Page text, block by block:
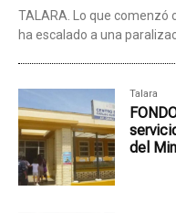
TALARA. Lo que comenzó
ha escalado a una
Talara
del